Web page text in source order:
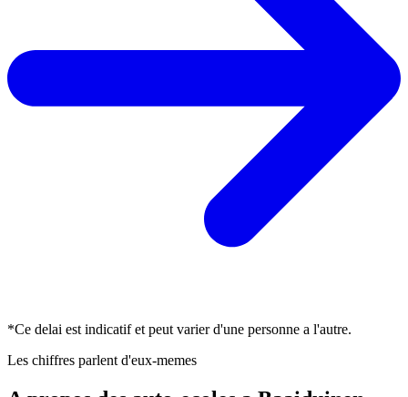
*Ce delai est indicatif et peut varier d'une personne a l'autre.
Les chiffres parlent d'eux-memes